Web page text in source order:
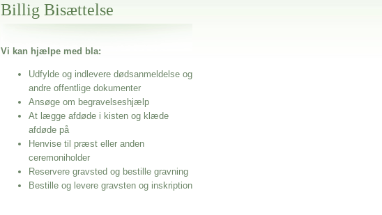
Billig Bisættelse
Vi kan hjælpe med bla:
Udfylde og indlevere dødsanmeldelse og
andre offentlige dokumenter
Ansøge om begravelseshjælp
At lægge afdøde i kisten og klæde
afdøde på
Henvise til præst eller anden
ceremoniholder
Reservere gravsted og bestille gravning
Bestille og levere gravsten og inskription